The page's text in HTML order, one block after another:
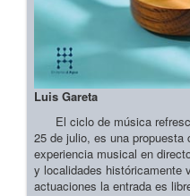
Luis Gareta
El ciclo de música
25 de julio, es una
experiencia musical en
y localidades históricamente
actuaciones la entrada es